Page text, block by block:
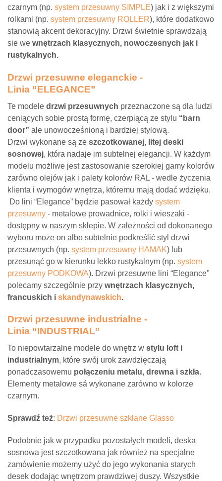
czarnym (np. system przesuwny SIMPLE) jak i z większymi
rolkami (np. system przesuwny ROLLER), które dodatkowo
stanowią akcent dekoracyjny. Drzwi świetnie sprawdzają
sie we wnętrzach klasycznych, nowoczesnych jak i
rustykalnych.
Drzwi przesuwne eleganckie -
Linia “ELEGANCE”
Te modele drzwi przesuwnych przeznaczone są dla ludzi
ceniących sobie prostą formę, czerpiącą ze stylu “barn
door” ale unowocześnioną i bardziej stylową.
Drzwi wykonane są ze szczotkowanej, litej deski
sosnowej, która nadaje im subtelnej elegancji. W każdym
modelu możliwe jest zastosowanie szerokiej gamy kolorów
zarówno olejów jak i palety kolorów RAL - wedle życzenia
klienta i wymogów wnętrza, któremu mają dodać wdzięku.
Do lini “Elegance” będzie pasował każdy system
przesuwny - metalowe prowadnice, rolki i wieszaki -
dostępny w naszym sklepie. W zależności od dokonanego
wyboru może on albo subtelnie podkreślić styl drzwi
przesuwnych (np. system przesuwny HAMAK) lub
przesunąć go w kierunku lekko rustykalnym (np. system
przesuwny PODKOWA). Drzwi przesuwne lini “Elegance"
polecamy szczególnie przy wnętrzach klasycznych,
francuskich i skandynawskich.
Drzwi przesuwne industrialne -
Linia “INDUSTRIAL”
To niepowtarzalne modele do wnętrz w stylu loft i
industrialnym, które swój urok zawdzięczają
ponadczasowemu połączeniu metalu, drewna i szkła.
Elementy metalowe sá wykonane zarówno w kolorze
czarnym.
Sprawdź też: Drzwi przesuwne szklane Glasso
Podobnie jak w przypadku pozostałych modeli, deska
sosnowa jest szczotkowana jak również na specjalne
zamówienie możemy użyć do jego wykonania starych
desek dodając wnętrzom prawdziwej duszy. Wszystkie